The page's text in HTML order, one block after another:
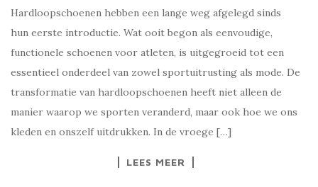
Hardloopschoenen hebben een lange weg afgelegd sinds
hun eerste introductie. Wat ooit begon als eenvoudige,
functionele schoenen voor atleten, is uitgegroeid tot een
essentieel onderdeel van zowel sportuitrusting als mode. De
transformatie van hardloopschoenen heeft niet alleen de
manier waarop we sporten veranderd, maar ook hoe we ons
kleden en onszelf uitdrukken. In de vroege […]
LEES MEER